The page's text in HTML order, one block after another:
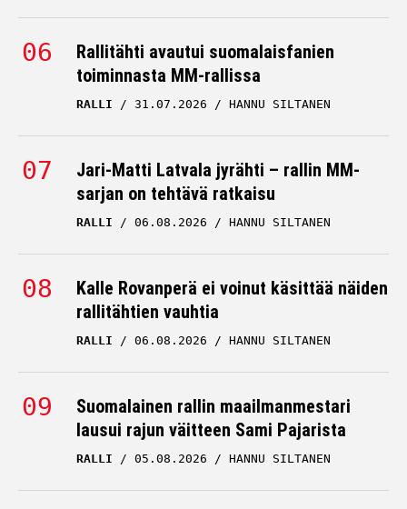
Rallitähti avautui suomalaisfanien
toiminnasta MM-rallissa
RALLI 31.07.2026 HANNU SILTANEN
Jari-Matti Latvala jyrähti – rallin MM-
sarjan on tehtävä ratkaisu
RALLI 06.08.2026 HANNU SILTANEN
Kalle Rovanperä ei voinut käsittää näiden
rallitähtien vauhtia
RALLI 06.08.2026 HANNU SILTANEN
Suomalainen rallin maailmanmestari
lausui rajun väitteen Sami Pajarista
RALLI 05.08.2026 HANNU SILTANEN